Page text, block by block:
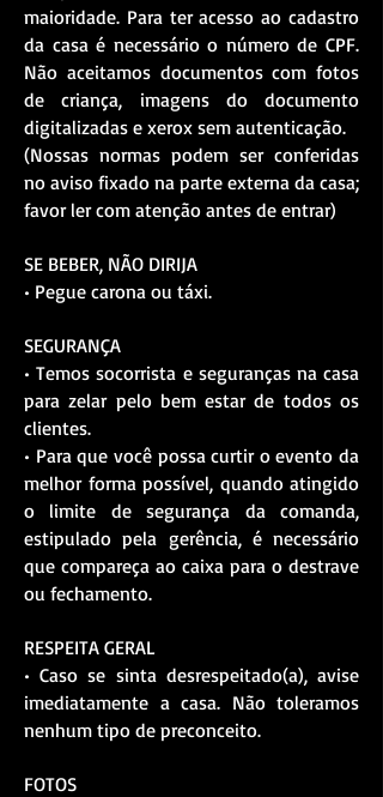
maioridade. Para ter acesso ao cadastro
da casa é necessário o número de CPF.
Não aceitamos documentos com fotos
de criança, imagens do documento
digitalizadas e xerox sem autenticação.
(Nossas normas podem ser conferidas
no aviso fixado na parte externa da casa;
favor ler com atenção antes de entrar)
SE BEBER, NÃO DIRIJA
• Pegue carona ou táxi.
SEGURANÇA
• Temos socorrista e seguranças na casa
para zelar pelo bem estar de todos os
clientes.
• Para que você possa curtir o evento da
melhor forma possível, quando atingido
o limite de segurança da comanda,
estipulado pela gerência, é necessário
que compareça ao caixa para o destrave
ou fechamento.
RESPEITA GERAL
• Caso se sinta desrespeitado(a), avise
imediatamente a casa. Não toleramos
nenhum tipo de preconceito.
FOTOS